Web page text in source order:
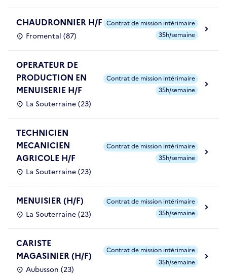
CHAUDRONNIER H/F
Fromental (87)
Contrat de mission intérimaire
35h/semaine
OPERATEUR DE
PRODUCTION EN
MENUISERIE H/F
La Souterraine (23)
Contrat de mission intérimaire
35h/semaine
TECHNICIEN
MECANICIEN
AGRICOLE H/F
La Souterraine (23)
Contrat de mission intérimaire
35h/semaine
MENUISIER (H/F)
La Souterraine (23)
Contrat de mission intérimaire
35h/semaine
CARISTE
MAGASINIER (H/F)
Aubusson (23)
Contrat de mission intérimaire
35h/semaine